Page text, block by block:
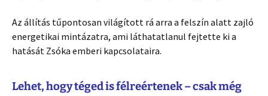
Az állítás tűpontosan világított rá arra a felszín alatt zajló
energetikai mintázatra, ami láthatatlanul fejtette ki a
hatását Zsóka emberi kapcsolataira.
Lehet, hogy téged is félreértenek – csak még